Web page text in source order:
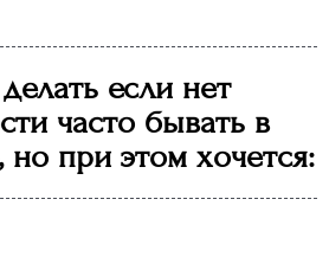
если нет
часто бывать в
но при этом хочется: